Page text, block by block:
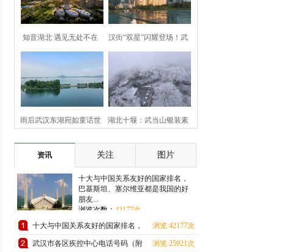
知音湖北 遇见无处不在 汉街“双星”闪耀登场！武
汉两处地标焕新亮相
雨后武汉东湖宛如童话世 湖北十堰：武当山银装素
资讯
关注 图片
十大与中国关系友好的国家排名，
巴基斯坦、塞尔维亚都是我国的好
朋友...
浏览次数： 42177次
十大与中国关系友好的国家排名，
巴基斯坦、塞尔维亚都是我国的好
浏览:42177次
武汉市各区疾控中心电话号码（附
浏览:25921次